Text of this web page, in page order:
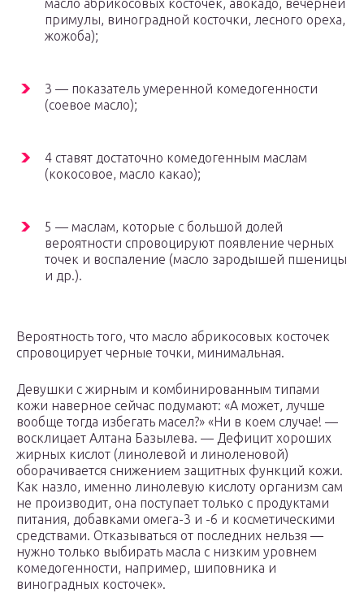
масло абрикосовых косточек, авокадо, вечерней
примулы, виноградной косточки, лесного ореха,
жожоба);
3 — показатель умеренной комедогенности
(соевое масло);
4 ставят достаточно комедогенным маслам
(кокосовое, масло какао);
5 — маслам, которые с большой долей
вероятности спровоцируют появление черных
точек и воспаление (масло зародышей пшеницы
и др.).
Вероятность того, что масло абрикосовых косточек
спровоцирует черные точки, минимальная.
Девушки с жирным и комбинированным типами
кожи наверное сейчас подумают: «А может, лучше
вообще тогда избегать масел?» «Ни в коем случае! —
восклицает Алтана Базылева. — Дефицит хороших
жирных кислот (линолевой и линоленовой)
оборачивается снижением защитных функций кожи.
Как назло, именно линолевую кислоту организм сам
не производит, она поступает только с продуктами
питания, добавками омега-3 и -6 и косметическими
средствами. Отказываться от последних нельзя —
нужно только выбирать масла с низким уровнем
комедогенности, например, шиповника и
виноградных косточек».